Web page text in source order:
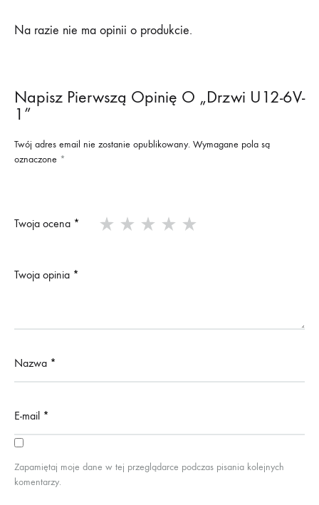
Na razie nie ma opinii o produkcie.
Napisz Pierwszą Opinię O „Drzwi U12-6V-
1”
Twój adres email nie zostanie opublikowany. Wymagane pola są
oznaczone *
Twoja ocena *
Twoja opinia *
Nazwa *
E-mail *
Zapamiętaj moje dane w tej przeglądarce podczas pisania kolejnych
komentarzy.